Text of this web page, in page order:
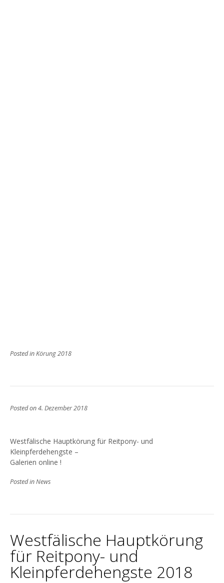
Posted inKörung 2018
Posted on4. Dezember 2018
Westfälische Hauptkörung für Reitpony- und
Kleinpferdehengste –
Galerien online !
Posted inNews
Westfälische Hauptkörung
für Reitpony- und
Kleinpferdehengste 2018